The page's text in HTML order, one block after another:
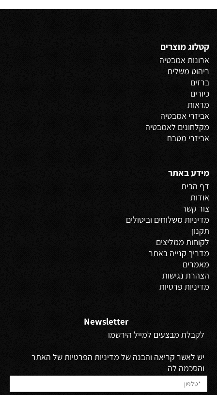
קטלוג מוצרים
ארונות אמבטיה
ריהוט משלים
ברזים
כיורים
מראות
אביזרי אמבטיה
מקלחונים לאמבטיה
אביזרי מטבח
מידע באתר
דף הבית
אודות
צור קשר
מדיניות משלוחים וביטולים
תקנון
לקוחות ממליצים
מדריך קנייה באתר
מאמרים
הצהרת נגישות
מדיניות פרטיות
Newsletter
לקבלת מבצעים למייל הירשמו
יש לאשר קריאה והבנה של מדיניות הפרטיות של האתר
והסכמה לה